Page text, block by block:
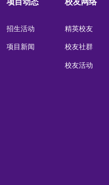
招生活动
项目新闻
精英校友
校友社群
校友活动